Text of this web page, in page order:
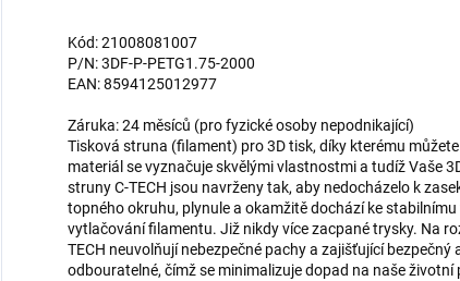
Kód: 21008081007
P/N: 3DF-P-PETG1.75-2000
EAN: 8594125012977
Záruka: 24 měsíců (pro fyzické osoby nepodnikající)
Tisková struna (filament) pro 3D tisk, díky kterému
materiál se vyznačuje skvělými vlastnostmi a tudíž Vaše
struny C-TECH jsou navrženy tak, aby nedocházelo k
topného okruhu, plynule a okamžitě dochází ke
vytlačování filamentu. Již nikdy více zacpané trysky. Na
TECH neuvolňují nebezpečné pachy a zajišťující
odbouratelné, čímž se minimalizuje dopad na naše